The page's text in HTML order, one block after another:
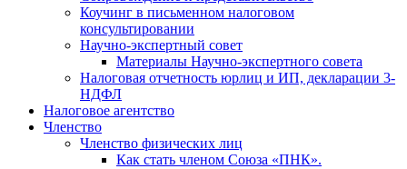
Коучинг в письменном налоговом
консультировании
Научно-экспертный совет
Материалы Научно-экспертного совета
Налоговая отчетность юрлиц и ИП, декларации 3-
НДФЛ
Налоговое агентство
Членство
Членство физических лиц
Как стать членом Союза «ПНК».